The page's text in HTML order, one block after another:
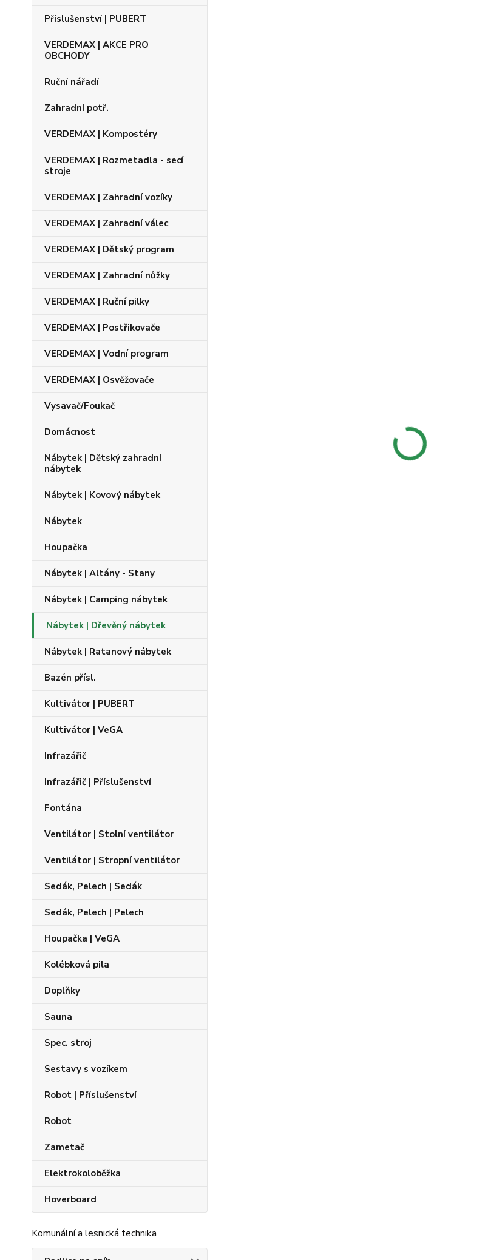
Příslušenství | PUBERT
VERDEMAX | AKCE PRO
OBCHODY
Ruční nářadí
Zahradní potř.
VERDEMAX | Kompostéry
VERDEMAX | Rozmetadla - secí
stroje
VERDEMAX | Zahradní vozíky
VERDEMAX | Zahradní válec
VERDEMAX | Dětský program
VERDEMAX | Zahradní nůžky
VERDEMAX | Ruční pilky
VERDEMAX | Postřikovače
VERDEMAX | Vodní program
VERDEMAX | Osvěžovače
Vysavač/Foukač
Domácnost
Nábytek | Dětský zahradní
nábytek
Nábytek | Kovový nábytek
Nábytek
Houpačka
Nábytek | Altány - Stany
Nábytek | Camping nábytek
Nábytek | Dřevěný nábytek
Nábytek | Ratanový nábytek
Bazén přísl.
Kultivátor | PUBERT
Kultivátor | VeGA
Infrazářič
Infrazářič | Příslušenství
Fontána
Ventilátor | Stolní ventilátor
Ventilátor | Stropní ventilátor
Sedák, Pelech | Sedák
Sedák, Pelech | Pelech
Houpačka | VeGA
Kolébková pila
Doplňky
Sauna
Spec. stroj
Sestavy s vozíkem
Robot | Příslušenství
Robot
Zametač
Elektrokoloběžka
Hoverboard
Komunální a lesnická technika